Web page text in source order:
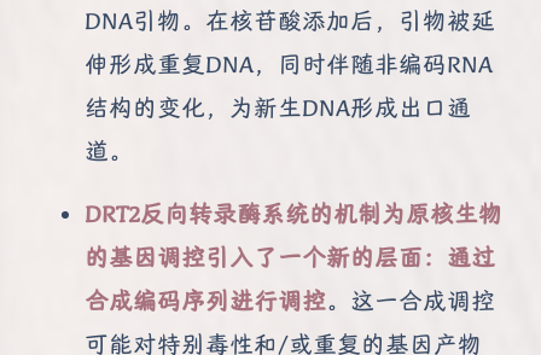
DNA引物。在核苷酸添加后，引物被延
伸形成重复DNA，同时伴随非编码RNA
结构的变化，为新生DNA形成出口通
道。
DRT2反向转录酶系统的机制为原核生物
的基因调控引入了一个新的层面：通过
合成编码序列进行调控。这一合成调控
可能对特别毒性和/或重复的基因产物